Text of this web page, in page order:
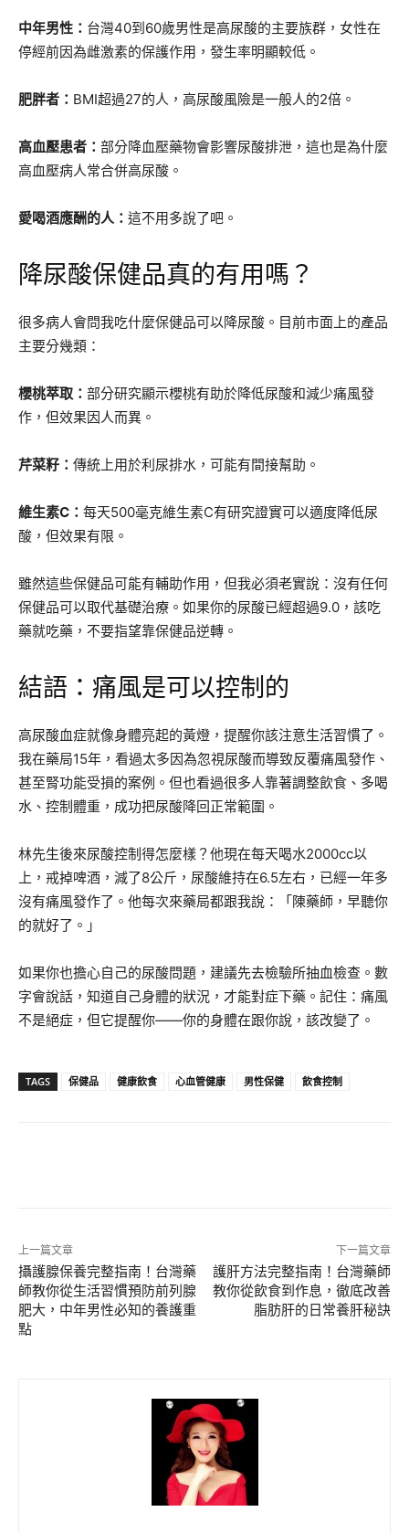
中年男性： 台灣40到60歲男性是高尿酸的主要族群，女性在
停經前因為雌激素的保護作用，發生率明顯較低。
肥胖者： BMI超過27的人，高尿酸風險是一般人的2倍。
高血壓患者： 部分降血壓藥物會影響尿酸排泄，這也是為什麼
高血壓病人常合併高尿酸。
愛喝酒應酬的人： 這不用多說了吧。
降尿酸保健品真的有用嗎？
很多病人會問我吃什麼保健品可以降尿酸。目前市面上的產品
主要分幾類：
櫻桃萃取： 部分研究顯示櫻桃有助於降低尿酸和減少痛風發
作，但效果因人而異。
芹菜籽： 傳統上用於利尿排水，可能有間接幫助。
維生素C： 每天500毫克維生素C有研究證實可以適度降低尿
酸，但效果有限。
雖然這些保健品可能有輔助作用，但我必須老實說：沒有任何
保健品可以取代基礎治療。如果你的尿酸已經超過9.0，該吃
藥就吃藥，不要指望靠保健品逆轉。
結語：痛風是可以控制的
高尿酸血症就像身體亮起的黃燈，提醒你該注意生活習慣了。
我在藥局15年，看過太多因為忽視尿酸而導致反覆痛風發作、
甚至腎功能受損的案例。但也看過很多人靠著調整飲食、多喝
水、控制體重，成功把尿酸降回正常範圍。
林先生後來尿酸控制得怎麼樣？他現在每天喝水2000cc以
上，戒掉啤酒，減了8公斤，尿酸維持在6.5左右，已經一年多
沒有痛風發作了。他每次來藥局都跟我說：「陳藥師，早聽你
的就好了。」
如果你也擔心自己的尿酸問題，建議先去檢驗所抽血檢查。數
字會說話，知道自己身體的狀況，才能對症下藥。記住：痛風
不是絕症，但它提醒你——你的身體在跟你說，該改變了。
TAGS 保健品 健康飲食 心血管健康 男性保健 飲食控制
上一篇文章
攝護腺保養完整指南！台灣藥
師教你從生活習慣預防前列腺
肥大，中年男性必知的養護重
點
下一篇文章
護肝方法完整指南！台灣藥師
教你從飲食到作息，徹底改善
脂肪肝的日常養肝秘訣